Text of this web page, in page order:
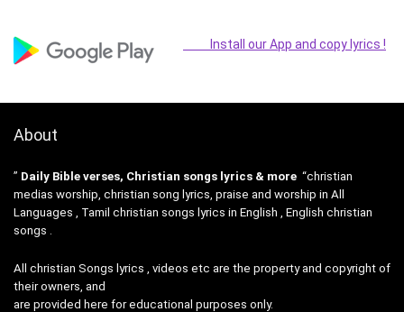
Install our App and copy lyrics !
About
” Daily Bible verses, Christian songs lyrics & more “christian
medias worship, christian song lyrics, praise and worship in All
Languages , Tamil christian songs lyrics in English , English christian
songs .
All christian Songs lyrics , videos etc are the property and copyright of
their owners, and
are provided here for educational purposes only.